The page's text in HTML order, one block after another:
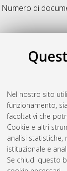
Nel nostro sito
funzionamento,
facoltativi che
Cookie e altri
analisi statistiche,
istituzionale e
Se chiudi questo
Numero di
M
Matin, Emad
monumental art
[Dissertation
Bologna.
/ cultural heritage
Questa lista